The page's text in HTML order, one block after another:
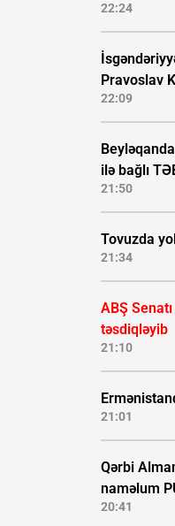
22:24
Pravoslav
22:09
ilə bağlı
21:50
Tovuzda
21:34
ABŞ
təsdiqləyib
21:10
21:01
Qərbi
naməlum
20:41